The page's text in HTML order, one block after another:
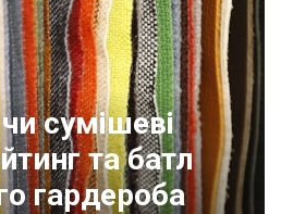
сумішеві
та батл
гардероба